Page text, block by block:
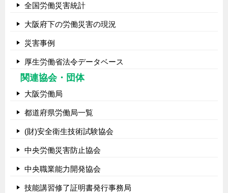
全国労働災害統計
大阪府下の労働災害の現況
災害事例
厚生労働省法令データベース
関連協会・団体
大阪労働局
都道府県労働局一覧
(財)安全衛生技術試験協会
中央労働災害防止協会
中央職業能力開発協会
技能講習修了証明書発行事務局